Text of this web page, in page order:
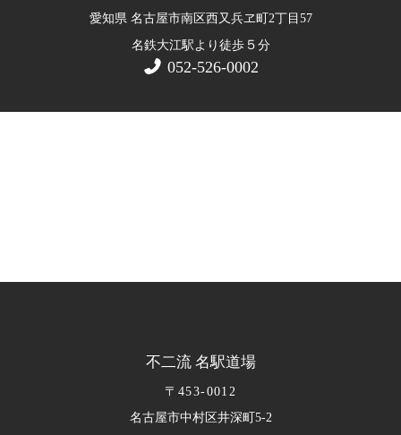
愛知県 名古屋市南区西又兵ヱ町2丁目57
名鉄大江駅より徒歩５ 分
052-526-0002
不二流 名駅道場
〒453-0012
名古屋市中村区井深町5-2